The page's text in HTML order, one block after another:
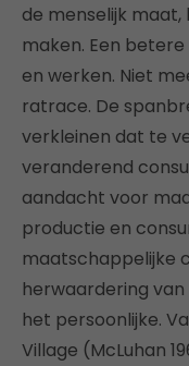
de menselijk
maken. Een
en werken. Niet
ratrace. De
verkleinen dat te
veranderend
aandacht voor
productie en
maatschappelijke
herwaardering
het persoonlijke.
Village (McLuhan